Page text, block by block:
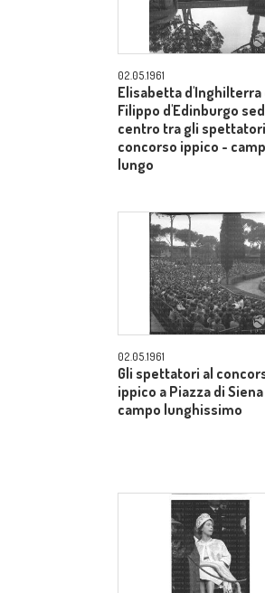
02.05.1961
Elisabetta d'Inghilterra
Filippo d'Edinburgo
centro tra gli
concorso ippico -
lungo
02.05.1961
Gli spettatori al
ippico a Piazza di
campo lunghissimo